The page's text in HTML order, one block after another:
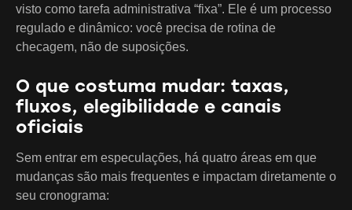
visto como tarefa administrativa “fixa”. Ele é um processo
regulado e dinâmico: você precisa de rotina de
checagem, não de suposições.
O que costuma mudar: taxas,
fluxos, elegibilidade e canais
oficiais
Sem entrar em especulações, há quatro áreas em que
mudanças são mais frequentes e impactam diretamente o
seu cronograma: